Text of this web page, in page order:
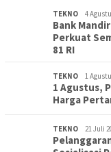
TEKNO 4
Bank
Perkuat
81 RI
TEKNO 1
1 Agustus,
Harga
TEKNO 21 Juli